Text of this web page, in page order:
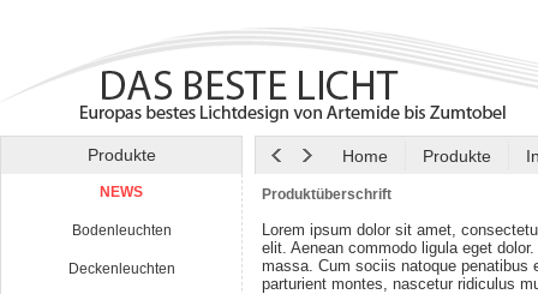
Produkte Home Produkte
NEWS
Bodenleuchten
Deckenleuchten
Produktüberschrift
Lorem ipsum dolor sit amet,
elit. Aenean commodo ligula eget dolor.
massa. Cum sociis natoque penatibus
parturient montes, nascetur ridiculus